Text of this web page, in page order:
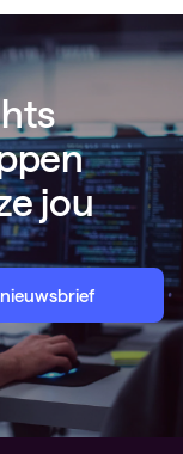
jou